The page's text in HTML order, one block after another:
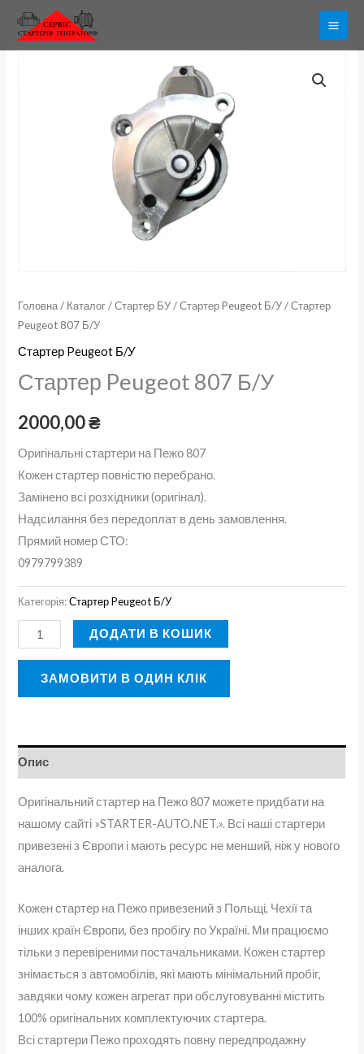
Перейти
вмісту
Головна/ Каталог/Стартер БУ/Стартер Peugeot Б/У/ Стартер
Peugeot 807 Б/У
Стартер Peugeot Б/У
Стартер Peugeot 807 Б/У
2000,00₴
Оригінальні стартери на Пежо 807
Кожен стартер повністю перебрано.
Замінено всі розхідники (оригінал).
Надсилання без передоплат в день замовлення.
Прямий номер СТО:
0979799389
Категорія:Стартер Peugeot Б/У
ДОДАТИ В КОШИК
ЗАМОВИТИ В ОДИН КЛІК
Опис
Оригінальний стартер на Пежо 807 можете придбати на
нашому сайті »STARTER-AUTO.NET.». Всі наші стартери
привезені з Європи і мають ресурс не менший, ніж у нового
аналога.
Кожен стартер на Пежо привезений з Польщі, Чехії та
інших країн Європи, без пробігу по Україні. Ми працюємо
тільки з перевіреними постачальниками. Кожен стартер
знімається з автомобілів, які мають мінімальний пробіг,
завдяки чому кожен агрегат при обслуговуванні містить
100% оригінальних комплектуючих стартера.
Всі стартери Пежо проходять повну передпродажну